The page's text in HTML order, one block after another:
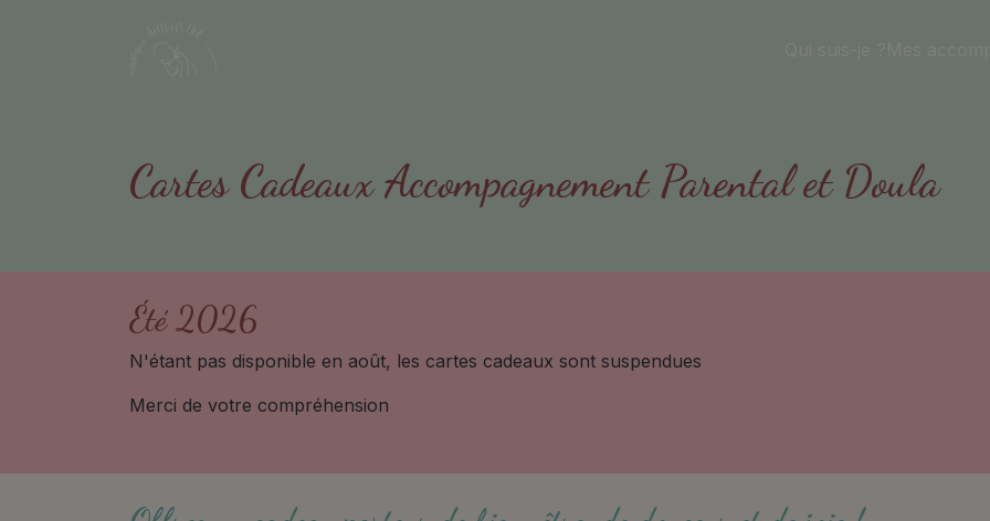
Cartes Cadeaux Accompagnement Parental et Doula
Été 2026
N'étant pas disponible en août, les cartes cadeaux sont suspendues
Merci de votre compréhension